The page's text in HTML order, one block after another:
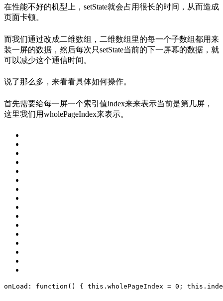
在性能不好的机型上，setState就会占用很长的时间，从而造成
页面卡顿。
而我们通过改成二维数组，二维数组里的每一个子数组都用来
装一屏的数据，然后每次只setState当前的下一屏幕的数据，就
可以减少这个通信时间。
说了那么多，来看看具体如何操作。
首先需要给每一屏一个索引值index来来表示当前是第几屏，
这里我们用wholePageIndex来表示。
onLoad: function() { this .wholePageIndex = 0 ; this